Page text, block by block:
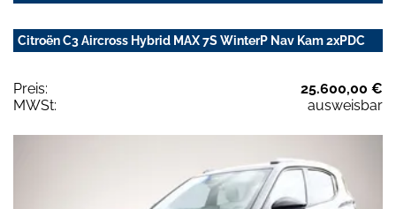
Citroën C3 Aircross Hybrid MAX 7S WinterP Nav Kam 2xPDC
Preis:
25.600,00 €
MWSt:
ausweisbar